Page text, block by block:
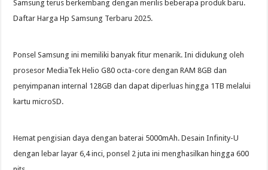
Samsung terus berkembang dengan merilis beberapa produk baru.
Daftar Harga Hp Samsung Terbaru 2025.
Ponsel Samsung ini memiliki banyak fitur menarik. Ini didukung oleh
prosesor MediaTek Helio G80 octa-core dengan RAM 8GB dan
penyimpanan internal 128GB dan dapat diperluas hingga 1TB melalui
kartu microSD.
Hemat pengisian daya dengan baterai 5000mAh. Desain Infinity-U
dengan lebar layar 6,4 inci, ponsel 2 juta ini menghasilkan hingga 600